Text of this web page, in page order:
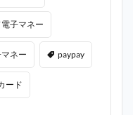
子マネー
ネー paypay
ード